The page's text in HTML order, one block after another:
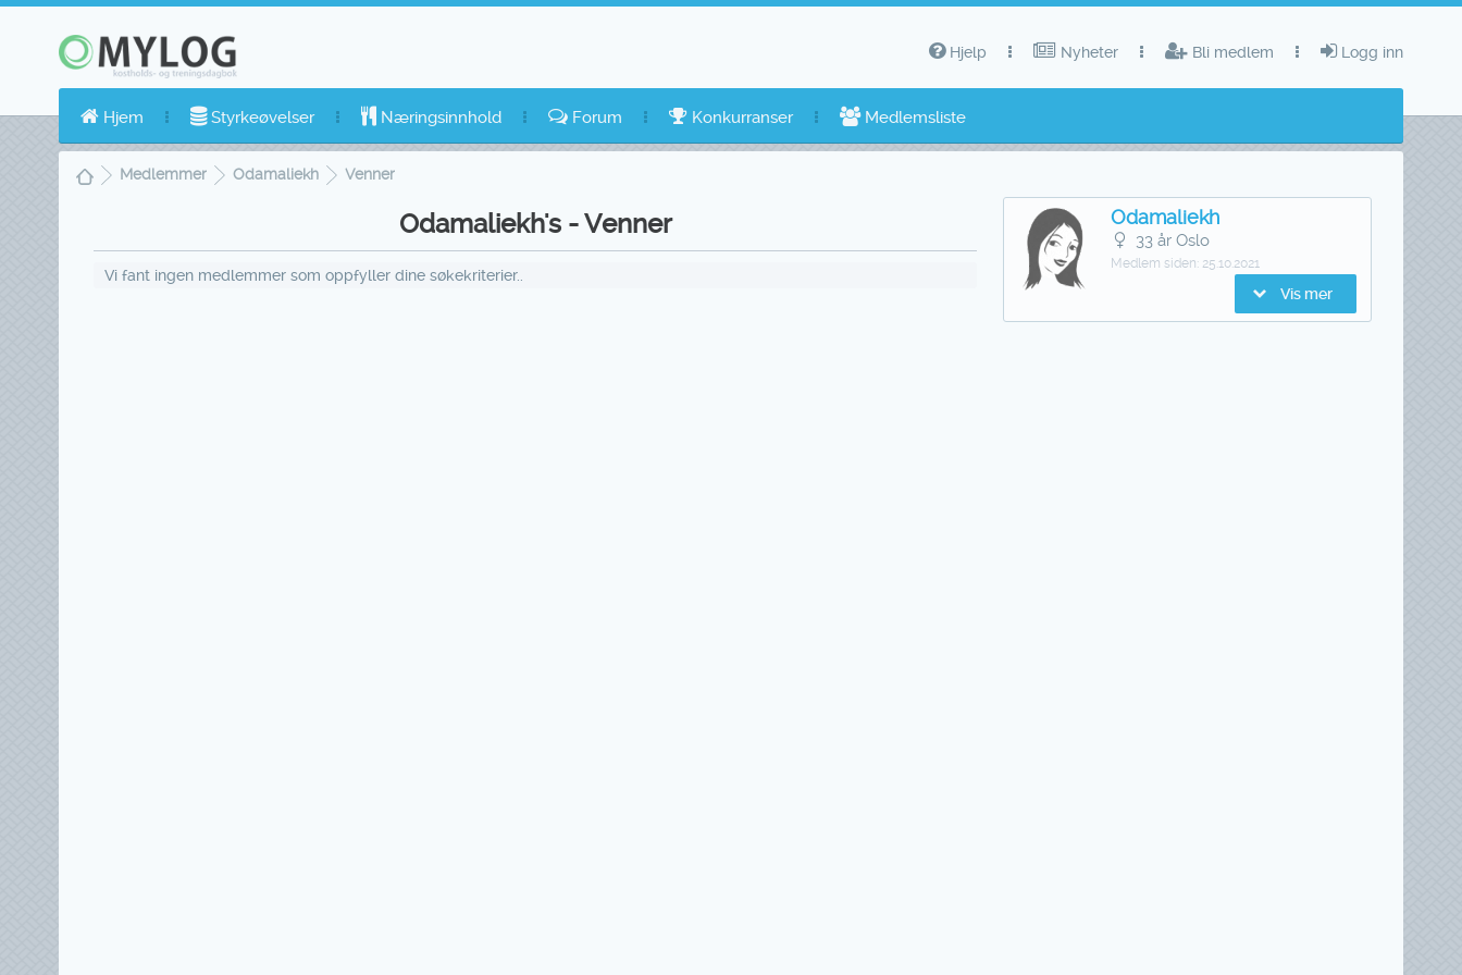
Logg inn
Bli medlem
Nyheter
Hjelp
Hjem Styrkeøvelser Næringsinnhold Forum Konkurranser Medlemsliste
Medlemmer Odamaliekh Venner
Odamaliekh's - Venner
Vi fant ingen medlemmer som oppfyller dine søkekriterier..
Odamaliekh
33 år Oslo
Medlem siden: 25.10.2021
Vis mer